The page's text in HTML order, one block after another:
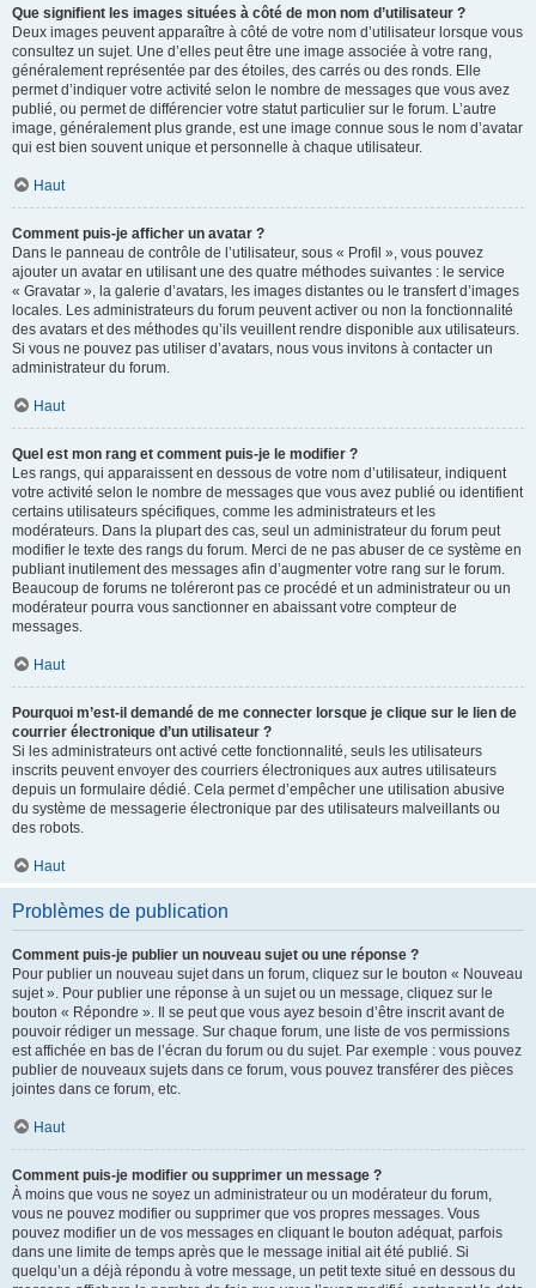
Que signifient les images situées à côté de mon nom d’utilisateur ?
Deux images peuvent apparaître à côté de votre nom d’utilisateur lorsque vous
consultez un sujet. Une d’elles peut être une image associée à votre rang,
généralement représentée par des étoiles, des carrés ou des ronds. Elle
permet d’indiquer votre activité selon le nombre de messages que vous avez
publié, ou permet de différencier votre statut particulier sur le forum. L’autre
image, généralement plus grande, est une image connue sous le nom d’avatar
qui est bien souvent unique et personnelle à chaque utilisateur.
Haut
Comment puis-je afficher un avatar ?
Dans le panneau de contrôle de l’utilisateur, sous « Profil », vous pouvez
ajouter un avatar en utilisant une des quatre méthodes suivantes : le service
« Gravatar », la galerie d’avatars, les images distantes ou le transfert d’images
locales. Les administrateurs du forum peuvent activer ou non la fonctionnalité
des avatars et des méthodes qu’ils veuillent rendre disponible aux utilisateurs.
Si vous ne pouvez pas utiliser d’avatars, nous vous invitons à contacter un
administrateur du forum.
Haut
Quel est mon rang et comment puis-je le modifier ?
Les rangs, qui apparaissent en dessous de votre nom d’utilisateur, indiquent
votre activité selon le nombre de messages que vous avez publié ou identifient
certains utilisateurs spécifiques, comme les administrateurs et les
modérateurs. Dans la plupart des cas, seul un administrateur du forum peut
modifier le texte des rangs du forum. Merci de ne pas abuser de ce système en
publiant inutilement des messages afin d’augmenter votre rang sur le forum.
Beaucoup de forums ne toléreront pas ce procédé et un administrateur ou un
modérateur pourra vous sanctionner en abaissant votre compteur de
messages.
Haut
Pourquoi m’est-il demandé de me connecter lorsque je clique sur le lien de
courrier électronique d’un utilisateur ?
Si les administrateurs ont activé cette fonctionnalité, seuls les utilisateurs
inscrits peuvent envoyer des courriers électroniques aux autres utilisateurs
depuis un formulaire dédié. Cela permet d’empêcher une utilisation abusive
du système de messagerie électronique par des utilisateurs malveillants ou
des robots.
Haut
Problèmes de publication
Comment puis-je publier un nouveau sujet ou une réponse ?
Pour publier un nouveau sujet dans un forum, cliquez sur le bouton « Nouveau
sujet ». Pour publier une réponse à un sujet ou un message, cliquez sur le
bouton « Répondre ». Il se peut que vous ayez besoin d’être inscrit avant de
pouvoir rédiger un message. Sur chaque forum, une liste de vos permissions
est affichée en bas de l’écran du forum ou du sujet. Par exemple : vous pouvez
publier de nouveaux sujets dans ce forum, vous pouvez transférer des pièces
jointes dans ce forum, etc.
Haut
Comment puis-je modifier ou supprimer un message ?
À moins que vous ne soyez un administrateur ou un modérateur du forum,
vous ne pouvez modifier ou supprimer que vos propres messages. Vous
pouvez modifier un de vos messages en cliquant le bouton adéquat, parfois
dans une limite de temps après que le message initial ait été publié. Si
quelqu’un a déjà répondu à votre message, un petit texte situé en dessous du